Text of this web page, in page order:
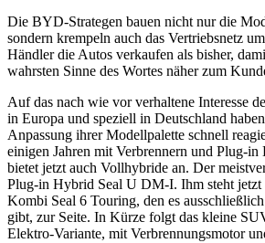
Die BYD-Strategen bauen nicht nur die
sondern krempeln auch das Vertriebsnetz
Händler die Autos verkaufen als bisher,
wahrsten Sinne des Wortes näher zum
Auf das nach wie vor verhaltene Interesse
in Europa und speziell in Deutschland
Anpassung ihrer Modellpalette schnell
einigen Jahren mit Verbrennern und Plug-in
bietet jetzt auch Vollhybride an. Der
Plug-in Hybrid Seal U DM-I. Ihm steht jetzt
Kombi Seal 6 Touring, den es
gibt, zur Seite. In Kürze folgt das kleine
Elektro-Variante, mit Verbrennungsmotor